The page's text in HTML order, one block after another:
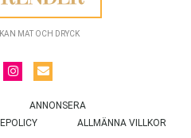
MAT OCH DRYCK
ANNONSERA
ALLMÄNNA VILLKOR